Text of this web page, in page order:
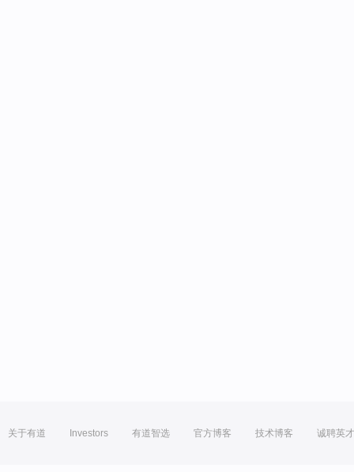
关于有道 Investors 有道智选 官方博客 技术博客 诚聘英才